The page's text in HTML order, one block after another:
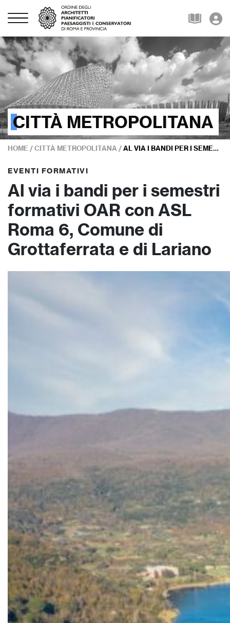
CITTÀ METROPOLITANA
HOME /CITTÀ METROPOLITANA /AL VIA I BANDI PER I SEMESTRI FORMATIVI OAR CON ASL ROMA 6, COMUNE DI GROTTAFERRATA E DI LARIANO
EVENTI FORMATIVI
Al via i bandi per i semestri
formativi OAR con ASL
Roma 6, Comune di
Grottaferrata e di Lariano